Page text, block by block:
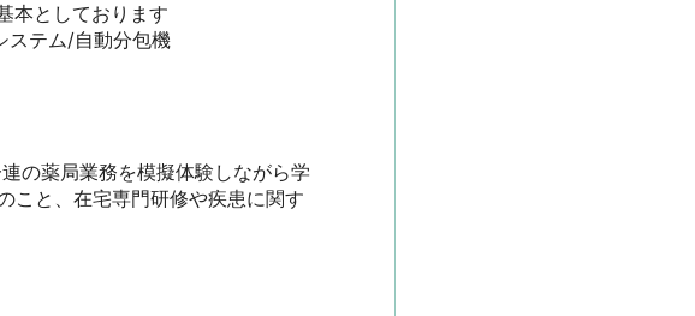
本としております
ステム/自動分包機
の薬局業務を模擬体験しながら学
こと、在宅専門研修や疾患に関す